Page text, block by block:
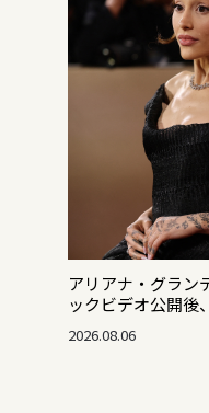
アリアナ・グラン
ックビデオ公開後
2026.08.06